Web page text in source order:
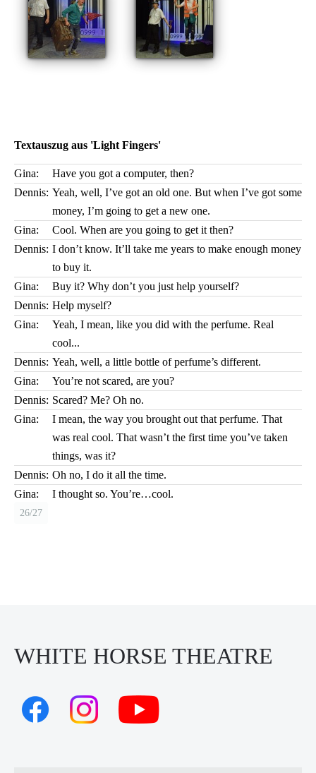
Textauszug aus 'Light Fingers'
Gina:
Have you got a computer, then?
Dennis: Yeah, well, I’ve got an old one. But when I’ve got some
money, I’m going to get a new one.
Gina:
Cool. When are you going to get it then?
Dennis: I don’t know. It’ll take me years to make enough money
to buy it.
Gina:
Buy it? Why don’t you just help yourself?
Dennis: Help myself?
Gina:
Yeah, I mean, like you did with the perfume. Real
cool...
Dennis: Yeah, well, a little bottle of perfume’s different.
Gina:
You’re not scared, are you?
Dennis: Scared? Me? Oh no.
Gina:
I mean, the way you brought out that perfume. That
was real cool. That wasn’t the first time you’ve taken
things, was it?
Dennis: Oh no, I do it all the time.
Gina:
I thought so. You’re…cool.
26/27
WHITE HORSE THEATRE